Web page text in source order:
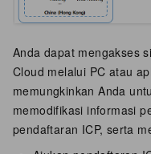
Anda dapat mengakses
Cloud melalui PC atau
memungkinkan Anda
memodifikasi informasi
pendaftaran ICP, serta